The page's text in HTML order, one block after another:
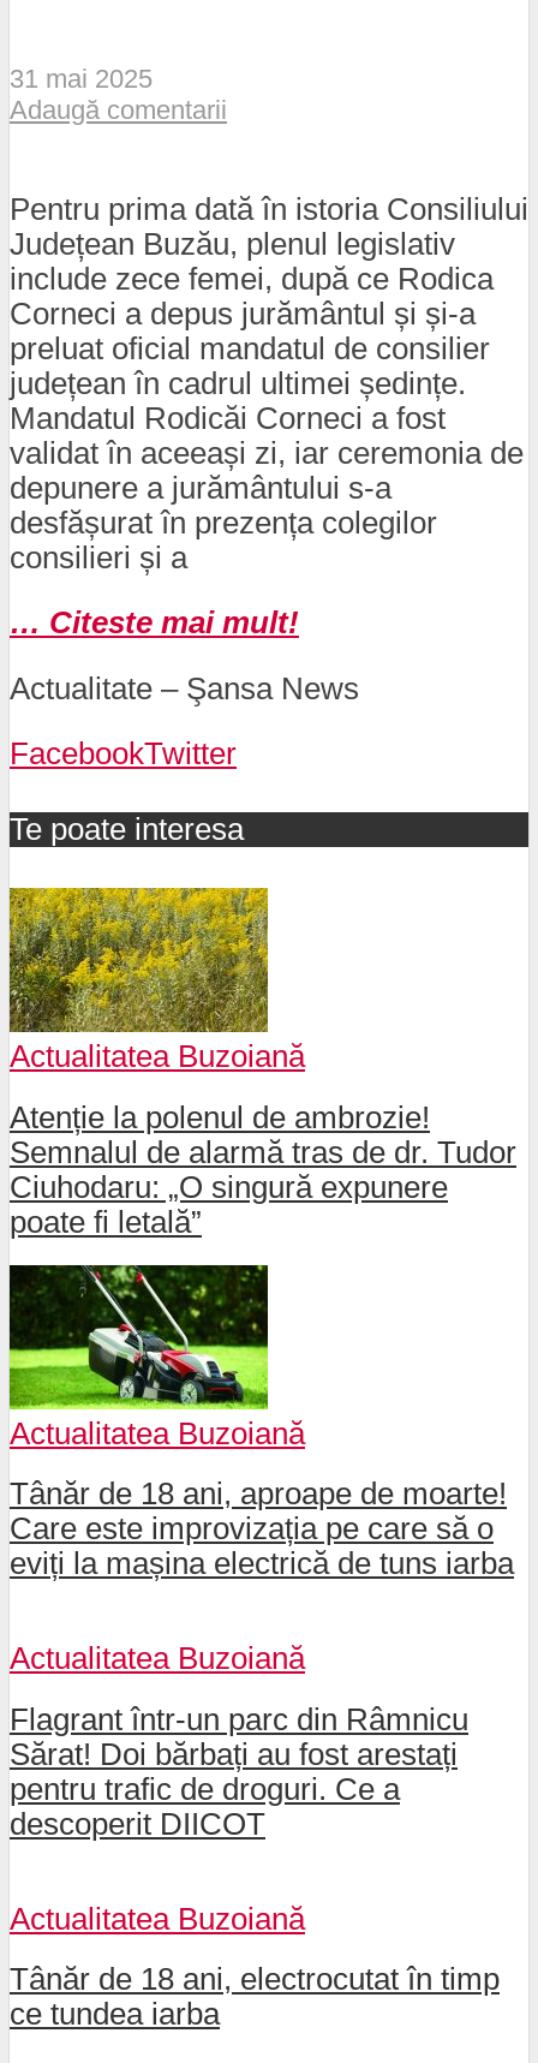
31 mai 2025
Adaugă comentarii
Pentru prima dată în istoria Consiliului
Județean Buzău, plenul legislativ
include zece femei, după ce Rodica
Corneci a depus jurământul și și-a
preluat oficial mandatul de consilier
județean în cadrul ultimei ședințe.
Mandatul Rodicăi Corneci a fost
validat în aceeași zi, iar ceremonia de
depunere a jurământului s-a
desfășurat în prezența colegilor
consilieri și a
… Citeste mai mult!
Actualitate – Şansa News
FacebookTwitter
Te poate interesa
Actualitatea Buzoiană
Atenție la polenul de ambrozie!
Semnalul de alarmă tras de dr. Tudor
Ciuhodaru: „O singură expunere
poate fi letală”
Actualitatea Buzoiană
Tânăr de 18 ani, aproape de moarte!
Care este improvizația pe care să o
eviți la mașina electrică de tuns iarba
Actualitatea Buzoiană
Flagrant într-un parc din Râmnicu
Sărat! Doi bărbați au fost arestați
pentru trafic de droguri. Ce a
descoperit DIICOT
Actualitatea Buzoiană
Tânăr de 18 ani, electrocutat în timp
ce tundea iarba